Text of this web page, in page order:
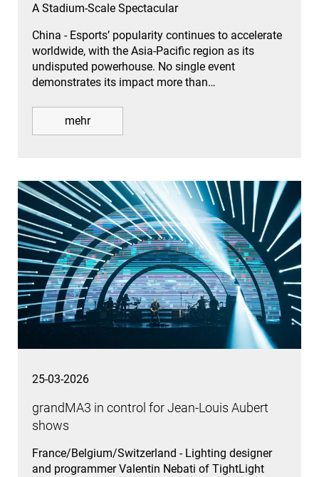
A Stadium-Scale Spectacular
China - Esports’ popularity continues to accelerate
worldwide, with the Asia-Pacific region as its
undisputed powerhouse. No single event
demonstrates its impact more than…
mehr
25-03-2026
grandMA3 in control for Jean-Louis Aubert
shows
France/Belgium/Switzerland - Lighting designer
and programmer Valentin Nebati of TightLight